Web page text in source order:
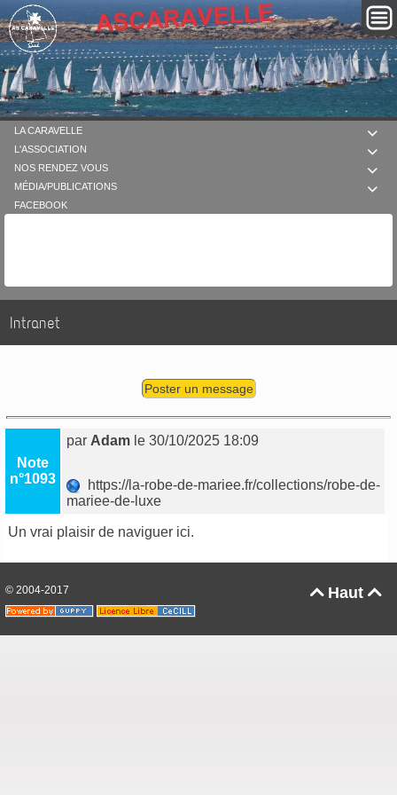

LA CARAVELLE

L'ASSOCIATION

NOS RENDEZ VOUS

MÉDIA/PUBLICATIONS
FACEBOOK
Intranet
Poster un message
Note
n°1093
par Adam le 30/10/2025 18:09
https://la-robe-de-mariee.fr/collections/robe-de-
mariee-de-luxe
Un vrai plaisir de naviguer ici.
Haut 
© 2004-2017